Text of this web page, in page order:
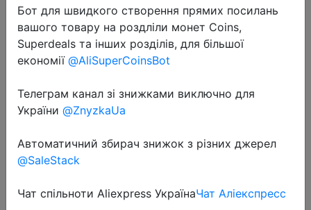
$22.99
Перейти до магазину
#Gearbest
Бот для швидкого створення прямих посилань
вашого товару на роздліли монет Coins,
Superdeals та інших розділів, для більшої
економії @AliSuperCoinsBot
Телеграм канал зі знижками виключно для
України @ZnyzkaUa
Автоматичний збирач знижок з різних джерел
@SaleStack
Чат спільноти Aliexpress УкраїнаЧат Аліекспресс